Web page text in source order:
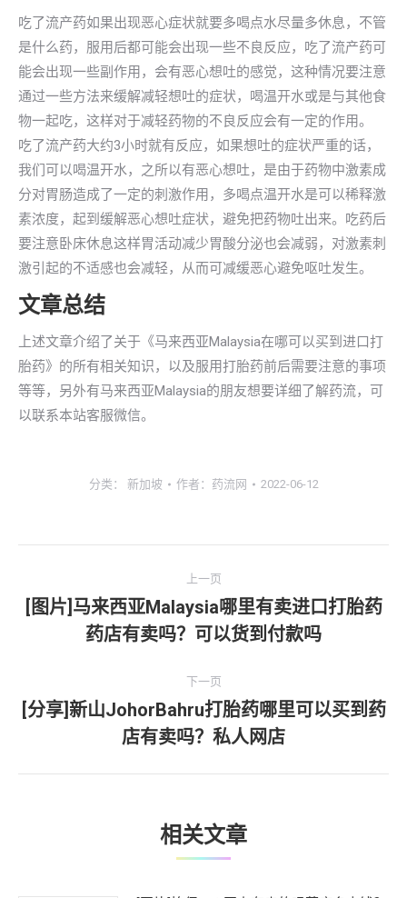
吃了流产药如果出现恶心症状就要多喝点水尽量多休息，不管
是什么药，服用后都可能会出现一些不良反应，吃了流产药可
能会出现一些副作用，会有恶心想吐的感觉，这种情况要注意
通过一些方法来缓解减轻想吐的症状，喝温开水或是与其他食
物一起吃，这样对于减轻药物的不良反应会有一定的作用。
吃了流产药大约3小时就有反应，如果想吐的症状严重的话，
我们可以喝温开水，之所以有恶心想吐，是由于药物中激素成
分对胃肠造成了一定的刺激作用，多喝点温开水是可以稀释激
素浓度，起到缓解恶心想吐症状，避免把药物吐出来。吃药后
要注意卧床休息这样胃活动减少胃酸分泌也会减弱，对激素刺
激引起的不适感也会减轻，从而可减缓恶心避免呕吐发生。
文章总结
上述文章介绍了关于《马来西亚Malaysia在哪可以买到进口打
胎药》的所有相关知识，以及服用打胎药前后需要注意的事项
等等，另外有马来西亚Malaysia的朋友想要详细了解药流，可
以联系本站客服微信。
分类： 新加坡 作者： 药流网 2022-06-12
章
上一页
一
[图片]马来西亚Malaysia哪里有卖进口打胎药
药店有卖吗？可以货到付款吗
下一页
下
一
文
[分享]新山JohorBahru打胎药哪里可以买到药
店有卖吗？私人网店
相关文章